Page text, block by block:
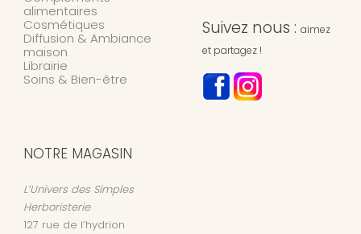
alimentaires
Cosmétiques
Diffusion & Ambiance
maison
Librairie
Soins & Bien-être
Suivez nous : aimez
et partagez !
NOTRE MAGASIN
L’Univers des Simples
Herboristerie
127 rue de l’hydrion